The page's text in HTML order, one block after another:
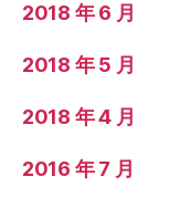
2018 年 6 月
2018 年 5 月
2018 年 4 月
2016 年 7 月